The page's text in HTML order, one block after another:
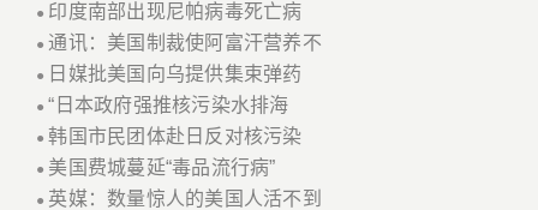
● 印度南部出现尼帕病毒死亡病
●通讯：美国制裁使阿富汗营养不
● 日媒批美国向乌提供集束弹药
●“日本政府强推核污染水排海
●韩国市民团体赴日反对核污染
● 美国费城蔓延“毒品流行病”
● 英媒：数量惊人的美国人活不到